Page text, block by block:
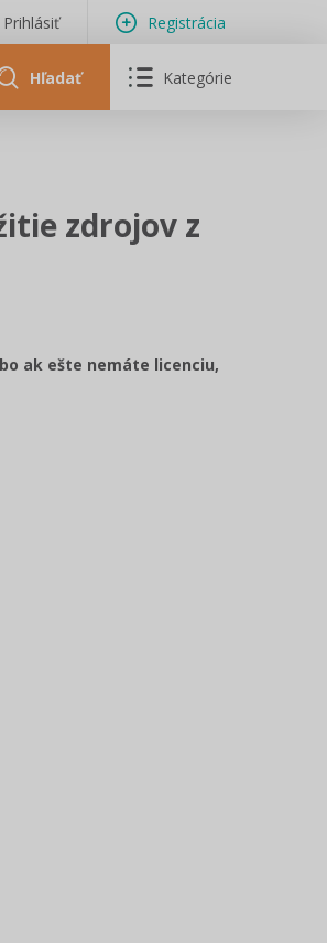
Prihlásiť Registrácia
Hľadať Kategórie
zdrojov z
ak ešte nemáte licenciu,